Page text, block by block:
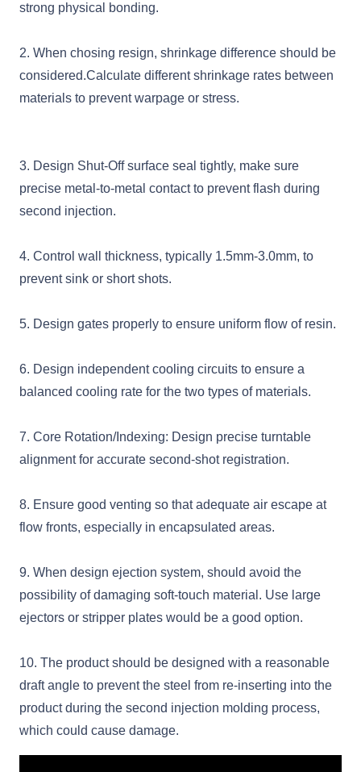
strong physical bonding.
2. When chosing resign, shrinkage difference should be
considered.Calculate different shrinkage rates between
materials to prevent warpage or stress.
3. Design Shut-Off surface seal tightly, make sure
precise metal-to-metal contact to prevent flash during
second injection.
4. Control wall thickness, typically 1.5mm-3.0mm, to
prevent sink or short shots.
5. Design gates properly to ensure uniform flow of resin.
6. Design independent cooling circuits to ensure a
balanced cooling rate for the two types of materials.
7. Core Rotation/Indexing: Design precise turntable
alignment for accurate second-shot registration.
8. Ensure good venting so that adequate air escape at
flow fronts, especially in encapsulated areas.
9. When design ejection system, should avoid the
possibility of damaging soft-touch material. Use large
ejectors or stripper plates would be a good option.
10. The product should be designed with a reasonable
draft angle to prevent the steel from re-inserting into the
product during the second injection molding process,
which could cause damage.